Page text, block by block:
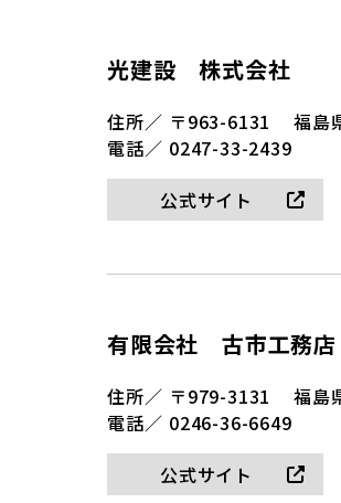
光建設 株式会社
住所／ 〒963-6131
福島
電話／ 0247-33-2439
公式サイト
有限会社 古市工務店
住所／ 〒979-3131
福島
電話／ 0246-36-6649
公式サイト